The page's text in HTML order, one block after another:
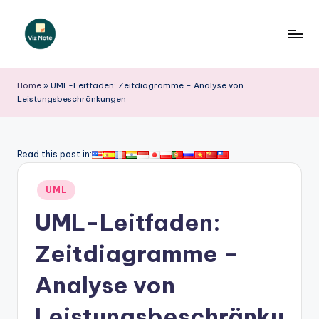
iz
N
t
Home » UML-Leitfaden: Zeitdiagramme – Analyse von
Leistungsbeschränkungen
Read this post in:
Posted
in
UML
UML-Leitfaden:
Zeitdiagramme –
Analyse von